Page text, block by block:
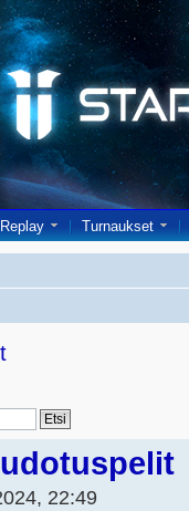
Replay Turnaukset
22:49